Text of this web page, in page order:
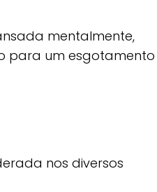
mentalmente,
para um esgotamento
nos diversos